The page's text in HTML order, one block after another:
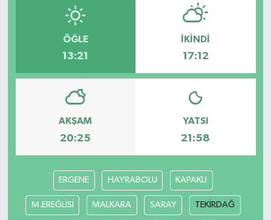
ÖĞLE
13:21
İKINDI
17:12
AKŞAM
20:25
YATSI
21:58
ERGENE HAYRABOLU KAPAKLI
M.EREĞLİSİ MALKARA SARAY TEKİRDAĞ